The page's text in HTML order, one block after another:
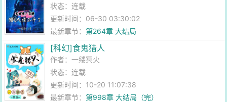
状态：连载
更新时间：06-30 03:30:02
最新章节：第264章 大结局
[科幻]食鬼猎人
作者：一缕冥火
状态：连载
更新时间：10-20 11:07:38
最新章节：第998章 大结局（完）